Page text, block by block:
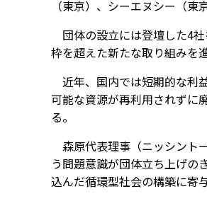
（東京）、シーエヌシー（
団体の設立には登壇した4
枠を超えた新たな取り組みを
近年、国内では短期的な利
可能な資源が再利用されずに
る。
森原代表理事（ニッシント
う問題意識が団体立ち上げの
込んだ循環型社会の構築に寄